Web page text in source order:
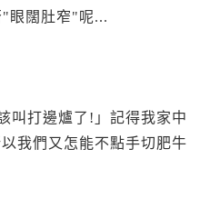
眼闊肚窄"呢...
叫打邊爐了!」記得我家中
我們又怎能不點手切肥牛